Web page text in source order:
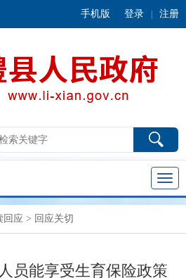
手机版 登录 注册
回应 > 回应关切
员能享受生育保险政策